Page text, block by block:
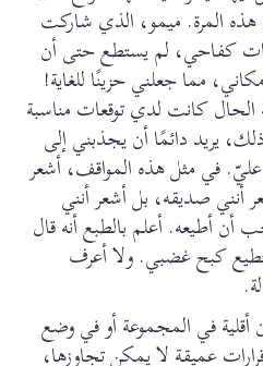
المرة. ميمو، الذي شاركت
كفاحي، لم يستطع حتى أن
مما جعلني حزينًا للغاية!
الحال كانت لدي توقعات مناسبة
يريد دائمًا أن يجذبني إلى
في مثل هذه المواقف، أشعر
صديقه، بل أشعر أنني
أن أطيعه. أعلم بالطبع أنه قال
كبح غضبي. ولا أعرف
في المجموعة أو في وضع
عميقة لا يمكن تجاوزها،